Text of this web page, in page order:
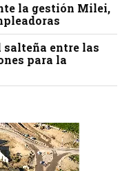
la gestión Milei,
salteña entre las
para la